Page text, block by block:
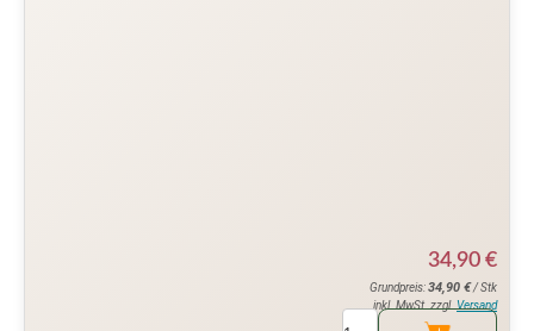
34,90 €
Grundpreis:34,90 €/ Stk
inkl. MwSt. zzgl. Versand